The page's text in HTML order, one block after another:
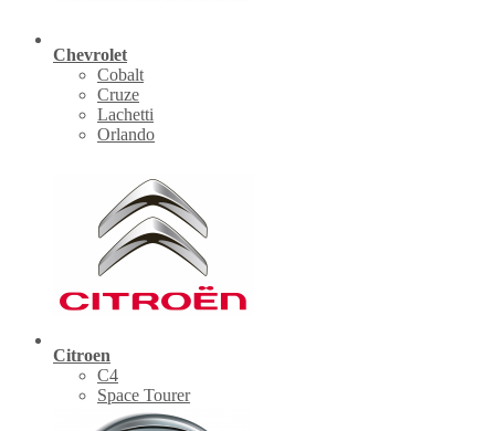
Chevrolet
Cobalt
Cruze
Lachetti
Orlando
Citroen
C4
Space Tourer